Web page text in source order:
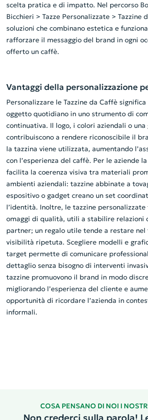
scelta pratica e di impatto. Nel percorso
Bicchieri > Tazze Personalizzate > Tazzine
soluzioni che combinano estetica e
rafforzare il messaggio del brand in ogni
offerto un caffè.
Vantaggi della personalizzazione
Personalizzare le Tazzine da Caffè
oggetto quotidiano in uno strumento di
continuativa. Il logo, i colori aziendali o
contribuiscono a rendere riconoscibile il
la tazzina viene utilizzata, aumentando
con l’esperienza del caffè. Per le aziende
facilita la coerenza visiva tra materiali
ambienti aziendali: tazzine abbinate a
espositivo o gadget creano un set
l’identità. Inoltre, le tazzine personalizzate
omaggi di qualità, utili a stabilire relazioni
partner; un regalo utile tende a restare
visibilità ripetuta. Scegliere modelli e
target permette di comunicare
dettaglio senza bisogno di interventi
tazzine promuovono il brand in modo
migliorando l’esperienza del cliente e
opportunità di ricordare l’azienda in
informali.
COSA PENSANO DI NOI I